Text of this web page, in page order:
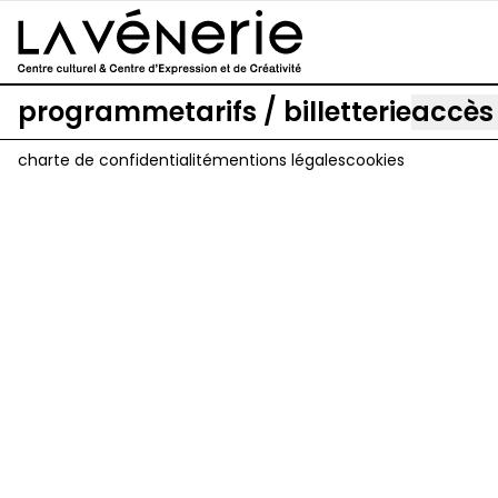
Aller au contenu principal
programmetarifs / billetterie
charte de confidentialitémentions légalescookies